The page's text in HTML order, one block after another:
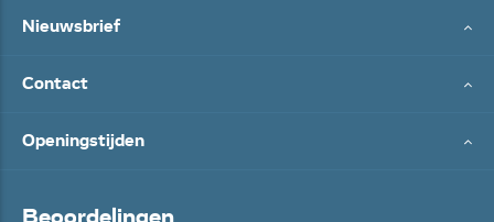
Nieuwsbrief
Contact
Openingstijden